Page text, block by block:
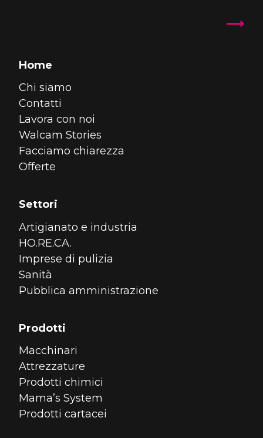
Home
Chi siamo
Contatti
Lavora con noi
Walcam Stories
Facciamo chiarezza
Offerte
Settori
Artigianato e industria
HO.RE.CA.
Imprese di pulizia
Sanità
Pubblica amministrazione
Prodotti
Macchinari
Attrezzature
Prodotti chimici
Mama’s System
Prodotti cartacei